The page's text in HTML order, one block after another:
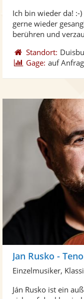
Ich bin wieder da! :-
gerne wieder
berühren und
Standort:
Gage: auf
Jan Rusko -
Einzelmusiker,
Ján Rusko ist ein